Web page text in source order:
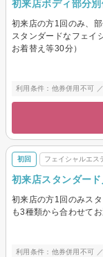
初来店ボディ部分
初来店の方1回のみ、
スタンダードなフェイ
お着替え等30分）
利用条件：他券併用不可
初回 フェイシャルエス
初来店スタンダー
初来店の方1回のみス
も3種類から合わせて
利用条件：他券併用不可